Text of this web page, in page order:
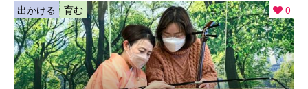
出かける 育む 0